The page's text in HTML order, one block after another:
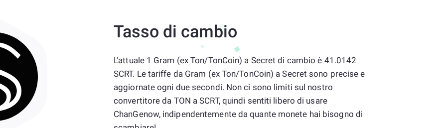
Tasso di cambio
L'attuale 1 Gram (ex Ton/TonCoin) a Secret di cambio è 41.0142
SCRT. Le tariffe da Gram (ex Ton/TonCoin) a Secret sono precise e
aggiornate ogni due secondi. Non ci sono limiti sul nostro
convertitore da TON a SCRT, quindi sentiti libero di usare
ChanGenow, indipendentemente da quante monete hai bisogno di